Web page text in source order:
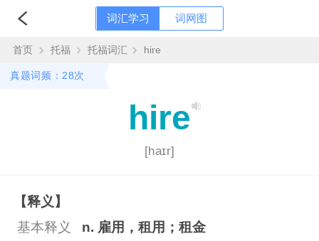
词汇学习 词网图
首页 托福 托福词汇 hire
真题词频：28次
hire
[haɪr]
【释义】
基本释义
n. 雇用，租用；租金